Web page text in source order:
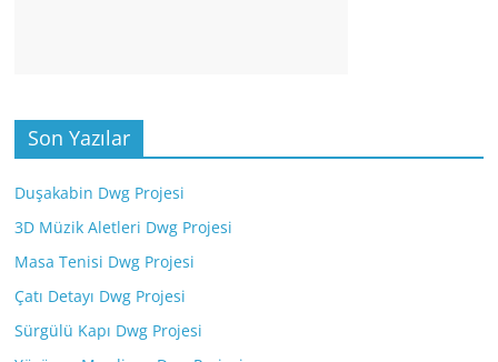
Son Yazılar
Duşakabin Dwg Projesi
3D Müzik Aletleri Dwg Projesi
Masa Tenisi Dwg Projesi
Çatı Detayı Dwg Projesi
Sürgülü Kapı Dwg Projesi